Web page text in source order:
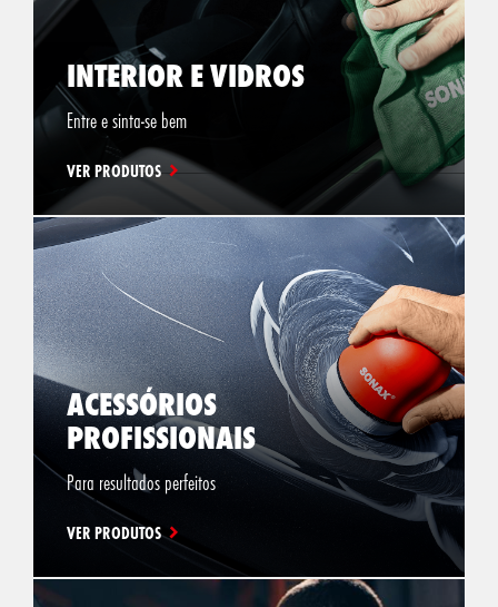
INTERIOR E VIDROS
Entre e sinta-se bem
VER PRODUTOS
ACESSÓRIOS
PROFISSIONAIS
Para resultados perfeitos
VER PRODUTOS